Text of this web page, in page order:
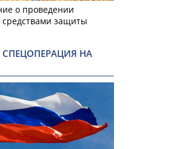
о проведении
средствами защиты
НА